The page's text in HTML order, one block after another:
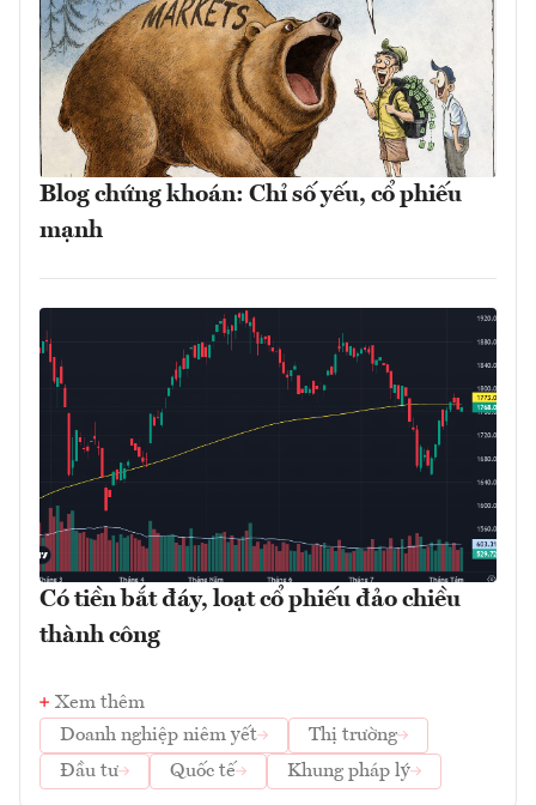
Blog chứng khoán: Chỉ số yếu, cổ phiếu
mạnh
Có tiền bắt đáy, loạt cổ phiếu đảo chiều
thành công
Xem thêm
Doanh nghiệp niêm yết
Thị trường
Đầu tư
Quốc tế Khung pháp lý